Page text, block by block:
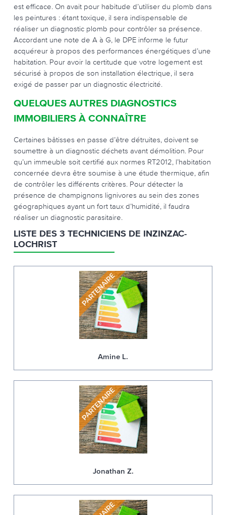
est efficace. On avait pour habitude d’utiliser du plomb dans
les peintures : étant toxique, il sera indispensable de
réaliser un diagnostic plomb pour contrôler sa présence.
Accordant une note de A à G, le DPE informe le futur
acquéreur à propos des performances énergétiques d’une
habitation. Pour avoir la certitude que votre logement est
sécurisé à propos de son installation électrique, il sera
exigé de passer par un diagnostic électricité.
QUELQUES AUTRES DIAGNOSTICS
IMMOBILIERS À CONNAÎTRE
Certaines bâtisses en passe d’être détruites, doivent se
soumettre à un diagnostic déchets avant démolition. Pour
qu’un immeuble soit certifié aux normes RT2012, l’habitation
concernée devra être soumise à une étude thermique, afin
de contrôler les différents critères. Pour détecter la
présence de champignons lignivores au sein des zones
géographiques ayant un fort taux d’humidité, il faudra
réaliser un diagnostic parasitaire.
LISTE DES 3 TECHNICIENS DE INZINZAC-
LOCHRIST
Amine L.
Jonathan Z.